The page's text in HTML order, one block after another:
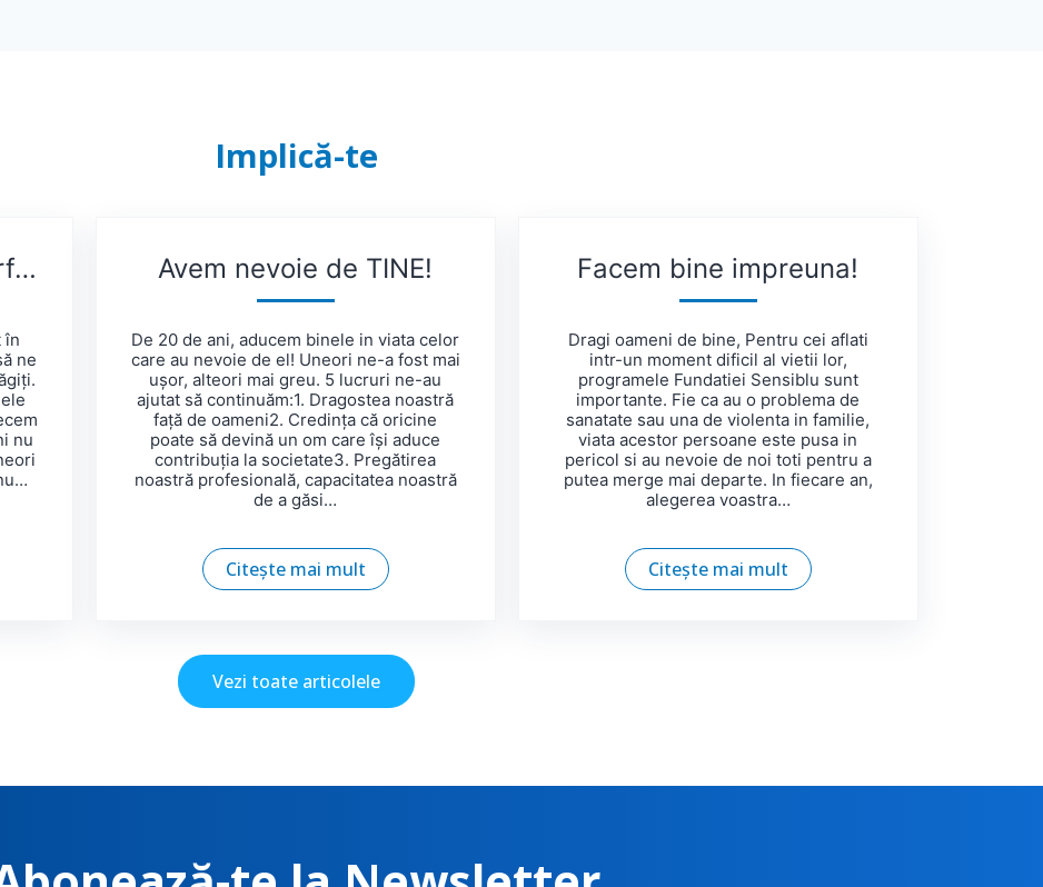
Implică-te
Trăim într-o lume imperfectă și, uneori, viață e nedreaptă
în
ne
nu
Avem nevoie de TINE!
De 20 de ani, aducem binele in viata celor
care au nevoie de el! Uneori ne-a fost mai
ușor, alteori mai greu. 5 lucruri ne-au
ajutat să continuăm:1. Dragostea noastră
față de oameni2. Credința că oricine
poate să devină un om care își aduce
contribuția la societate3. Pregătirea
noastră profesională, capacitatea noastră
de a găsi…
Citește mai mult
Facem bine impreuna!
Dragi oameni de bine, Pentru cei aflati
intr-un moment dificil al vietii lor,
programele Fundatiei Sensiblu sunt
importante. Fie ca au o problema de
sanatate sau una de violenta in familie,
viata acestor persoane este pusa in
pericol si au nevoie de noi toti pentru a
putea merge mai departe. In fiecare an,
alegerea voastra…
Citește mai mult
Vezi toate articolele